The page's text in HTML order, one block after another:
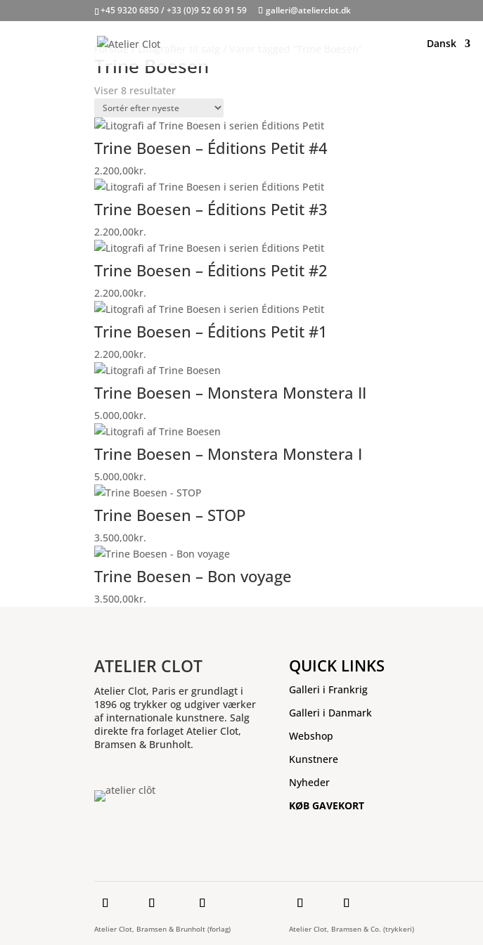
+45 9320 6850 / +33 (0)9 52 60 91 59 galleri@atelierclot.dk
Dansk
Forside/ Litografier til salg
Trine Boesen
Viser 8 resultaterSorteret
efter
seneste
Trine Boesen – Éditions Petit #4
2.200,00kr.
Trine Boesen – Éditions Petit #3
2.200,00kr.
Trine Boesen – Éditions Petit #2
2.200,00kr.
Trine Boesen – Éditions Petit #1
2.200,00kr.
Trine Boesen – Monstera Monstera II
5.000,00kr.
Trine Boesen – Monstera Monstera I
5.000,00kr.
Trine Boesen – STOP
3.500,00kr.
Trine Boesen – Bon voyage
3.500,00kr.
ATELIER CLOT
Atelier Clot, Paris er grundlagt i
1896 og trykker og udgiver værker
af internationale kunstnere. Salg
direkte fra forlaget Atelier Clot,
Bramsen & Brunholt.
QUICK LINKS
Galleri i Frankrig
Galleri i Danmark
Webshop
Kunstnere
Nyheder
KØB GAVEKORT
Atelier Clot, Bramsen & Brunholt (forlag) Atelier Clot, Bramsen & Co. (trykkeri)